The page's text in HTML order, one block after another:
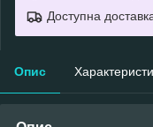
Доступна
Опис